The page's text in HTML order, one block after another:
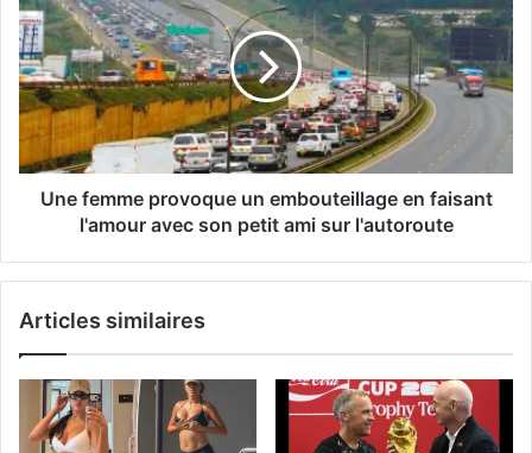
Une femme provoque un embouteillage en faisant
l'amour avec son petit ami sur l'autoroute
Articles similaires